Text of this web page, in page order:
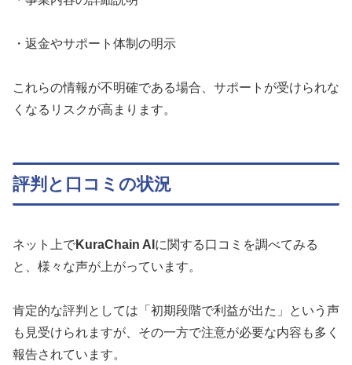
・返金やサポート体制の明示
これらの情報が不明確である場合、サポートが受けられな
くなるリスクが高まります。
評判と口コミの状況
ネット上でKuraChain AI に関する口コミを調べてみる
と、様々な声が上がっています。
肯定的な評判としては「初期段階で利益が出た」という声
も見受けられますが、その一方で注意が必要な内容も多く
報告されています。